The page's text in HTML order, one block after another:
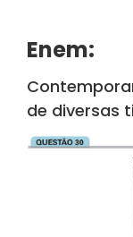
Enem:
de diversas